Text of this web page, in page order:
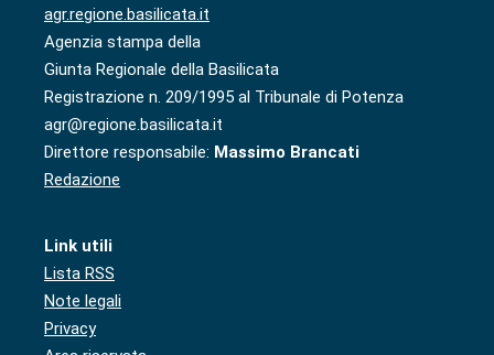
agr.regione.basilicata.it
Agenzia stampa della
Giunta Regionale della Basilicata
Registrazione n. 209/1995 al Tribunale di Potenza
agr@regione.basilicata.it
Direttore responsabile: Massimo Brancati
Redazione
Link utili
Lista RSS
Note legali
Privacy